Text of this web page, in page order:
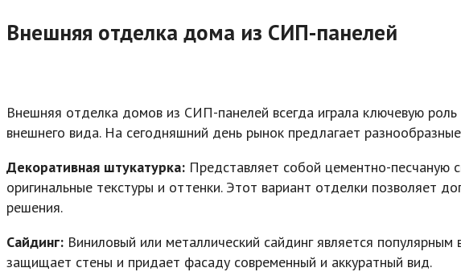
Внешняя отделка дома из СИП-панелей
Внешняя отделка домов из СИП-панелей всегда играла ключевую
внешнего вида. На сегодняшний день рынок предлагает
Декоративная штукатурка: Представляет собой цементно-песчаную
оригинальные текстуры и оттенки. Этот вариант отделки позволяет
решения.
Сайдинг: Виниловый или металлический сайдинг является
защищает стены и придает фасаду современный и аккуратный вид.